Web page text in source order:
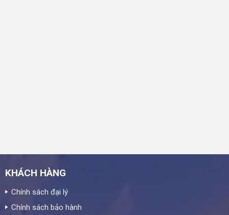
KHÁCH HÀNG
Chính sách đại lý
Chính sách bảo hành